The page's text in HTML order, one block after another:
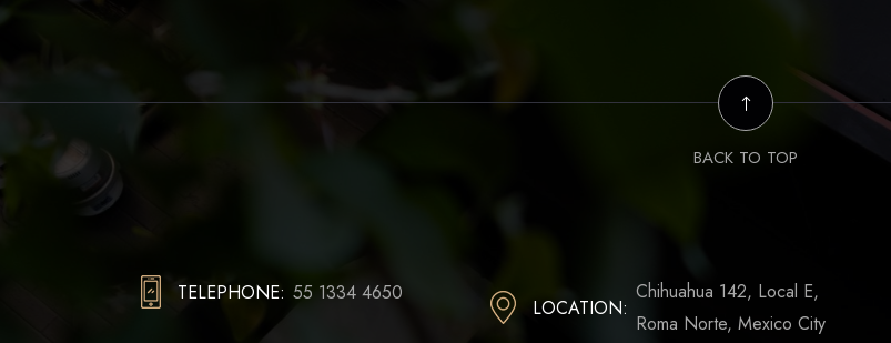
BACK TO TOP
TELEPHONE: 55 1334 4650
LOCATION:
Chihuahua 142, Local E,
Roma Norte, Mexico City